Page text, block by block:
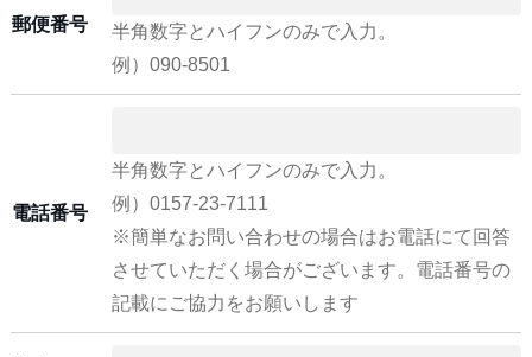
郵便番号
半角数字とハイフンのみで入力。
例）090-8501
電話番号
半角数字とハイフンのみで入力。
例）0157-23-7111
※簡単なお問い合わせの場合はお電話にて回答
させていただく場合がございます。電話番号の
記載にご協力をお願いします